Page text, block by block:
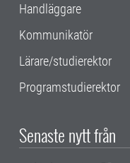
Handläggare
Kommunikatör
Lärare/studierektor
Programstudierektor
Senaste nytt från